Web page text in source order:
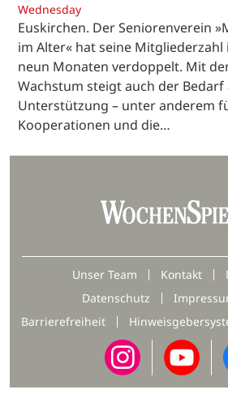
Wednesday
Euskirchen. Der Seniorenverein
im Alter« hat seine
neun Monaten verdoppelt. Mit
Wachstum steigt auch der
Unterstützung – unter anderem
Kooperationen und die…
Unser Team Kontakt
Datenschutz
Barrierefreiheit